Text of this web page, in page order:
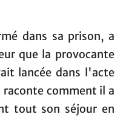
dans sa prison, a
que la provocante
lancée dans l'acte
comment il a
tout son séjour en